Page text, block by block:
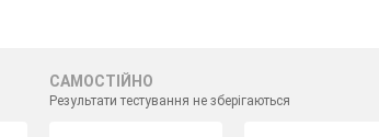
САМОСТІЙНО
Результати тестування не зберігаються